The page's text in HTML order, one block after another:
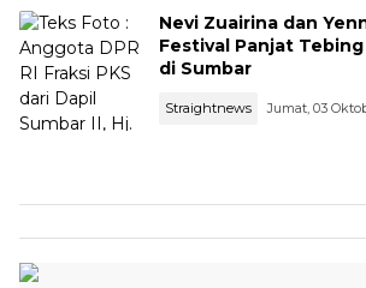
Nevi Zuairina dan
Festival Panjat Tebing
di Sumbar
Straightnews Jumat, 03